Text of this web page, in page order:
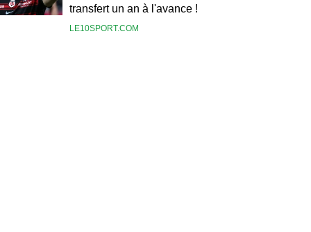
transfert un an à l'avance !
LE10SPORT.COM